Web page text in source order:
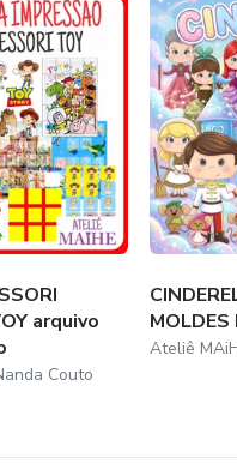
muda vidas — e
quiser e viver mais perto
arquivo
Couto
MOLDES
Ateliê